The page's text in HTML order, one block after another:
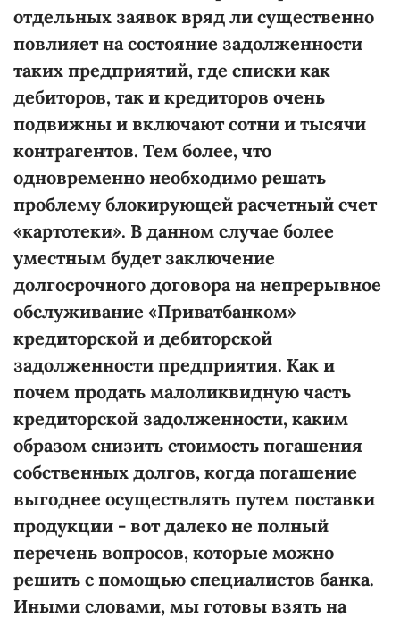
отдельных заявок вряд ли существенно
повлияет на состояние задолженности
таких предприятий, где списки как
дебиторов, так и кредиторов очень
подвижны и включают сотни и тысячи
контрагентов. Тем более, что
одновременно необходимо решать
проблему блокирующей расчетный счет
«картотеки». В данном случае более
уместным будет заключение
долгосрочного договора на непрерывное
обслуживание «Приватбанком»
кредиторской и дебиторской
задолженности предприятия. Как и
почем продать малоликвидную часть
кредиторской задолженности, каким
образом снизить стоимость погашения
собственных долгов, когда погашение
выгоднее осуществлять путем поставки
продукции - вот далеко не полный
перечень вопросов, которые можно
решить с помощью специалистов банка.
Иными словами, мы готовы взять на